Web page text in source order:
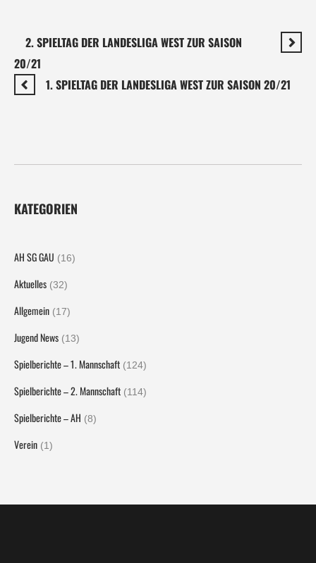
2. SPIELTAG DER LANDESLIGA WEST ZUR SAISON
20/21
1. SPIELTAG DER LANDESLIGA WEST ZUR SAISON 20/21
KATEGORIEN
AH SG GAU (16)
Aktuelles (32)
Allgemein (17)
Jugend News (13)
Spielberichte – 1. Mannschaft (124)
Spielberichte – 2. Mannschaft (114)
Spielberichte – AH (8)
Verein (1)